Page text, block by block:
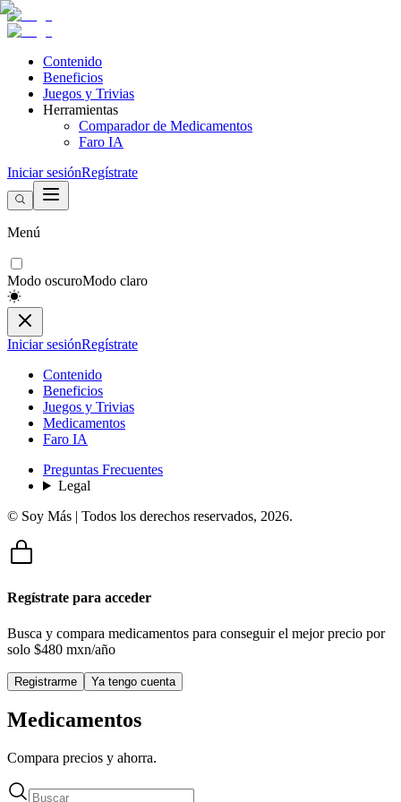
Contenido
Beneficios
Juegos y Trivias
Herramientas
Comparador de Medicamentos
Faro IA
Iniciar sesiónRegístrate
Menú
Modo oscuroModo claro
Iniciar sesiónRegístrate
Contenido
Beneficios
Juegos y Trivias
Medicamentos
Faro IA
Preguntas Frecuentes
Legal
© Soy Más | Todos los derechos reservados, 2026.
Regístrate para acceder
Busca y compara medicamentos para conseguir el mejor precio por
solo $480 mxn/año
Registrarme Ya tengo cuenta
Medicamentos
Compara precios y ahorra.